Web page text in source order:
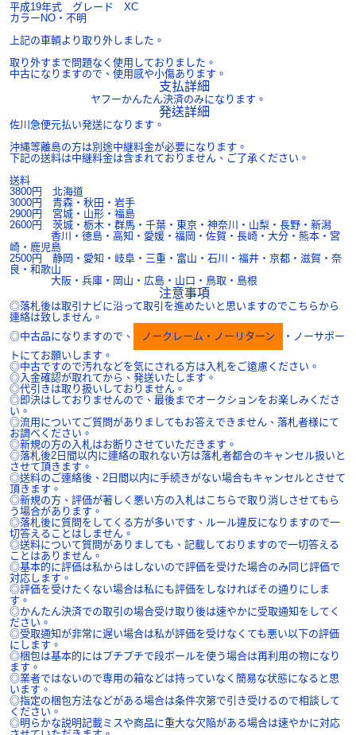
平成19年式 グレード XC
カラーNO・不明
上記の車輌より取り外しました。
取り外すまで問題なく使用しておりました。
中古になりますので、使用感や小傷あります。
支払詳細
ヤフーかんたん決済のみになります。
発送詳細
佐川急便元払い発送になります。
沖縄等離島の方は別途中継料金が必要になります。
下記の送料は中継料金は含まれておりません、ご了承ください。
送料
3800円 北海道
3000円 青森・秋田・岩手
2900円 宮城・山形・福島
2600円 茨城・栃木・群馬・千葉・東京・神奈川・山梨・長野・新潟
香川・徳島・高知・愛媛・福岡・佐賀・長崎・大分・熊本・宮
崎・鹿児島
2500円 静岡・愛知・岐阜・三重・富山・石川・福井・京都・滋賀・奈
良・和歌山
大阪・兵庫・岡山・広島・山口・鳥取・島根
注意事項
◎落札後は取引ナビに沿って取引を進めたいと思いますのでこちらから
連絡は致しません。
◎中古品になりますので、
ノークレーム・ノーリターン
・ノーサポー
トにてお願いします。
◎中古ですので汚れなどを気にされる方は入札をご遠慮ください。
◎入金確認が取れてから、発送いたします。
◎代引きは取り扱いしておりません。
◎即決はしておりませんので、最後までオークションをお楽しみくださ
い。
◎流用についてご質問がありましてもお答えできません、落札者様にて
お調べください。
◎新規の方の入札はお断りさせていただきます。
◎落札後2日間以内に連絡の取れない方は落札者都合のキャンセル扱いと
させて頂きます。
◎送料のご連絡後、2日間以内に手続きがない場合もキャンセルとさせて
頂きます。
◎新規の方、評価が著しく悪い方の入札はこちらで取り消しさせてもら
う場合があります。
◎落札後に質問をしてくる方が多いです、ルール違反になりますので一
切答えることはしません。
◎送料について質問がありましても、記載しておりますので一切答える
ことはありません。
◎基本的に評価は私からはしないので評価を受けた場合のみ同じ評価で
対応します。
◎評価を受けたくない場合は私にも評価をしなければその通りにしま
す。
◎かんたん決済での取引の場合受け取り後は速やかに受取通知をしてく
ださい。
◎受取通知が非常に遅い場合は私が評価を受けなくても悪い以下の評価
にします。
◎梱包は基本的にはプチプチで段ボールを使う場合は再利用の物になり
ます。
◎業者ではないので専用の箱などは持っていなく簡易な状態になると思
います。
◎指定の梱包方法などがある場合は条件次第で引き受けるので相談して
ください。
◎明らかな説明記載ミスや商品に重大な欠陥がある場合は速やかに対応